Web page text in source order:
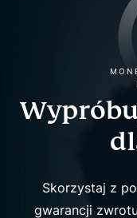
Skorzystaj z
gwarancji